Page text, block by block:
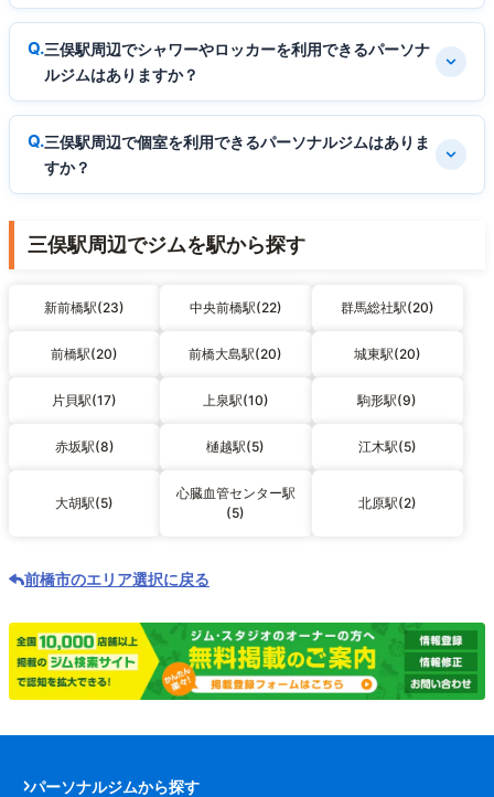
三俣駅周辺でシャワーやロッカーを利用できるパーソナ
ルジムはありますか？
三俣駅周辺で個室を利用できるパーソナルジムはありま
すか？
三俣駅周辺でジムを駅から探す
新前橋駅(23) 中央前橋駅(22) 群馬総社駅(20)
前橋駅(20) 前橋大島駅(20) 城東駅(20)
片貝駅(17) 上泉駅(10) 駒形駅(9)
赤坂駅(8) 樋越駅(5) 江木駅(5)
大胡駅(5)
心臓血管センター駅
(5)
北原駅(2)
前橋市のエリア選択に戻る
パーソナルジムから探す